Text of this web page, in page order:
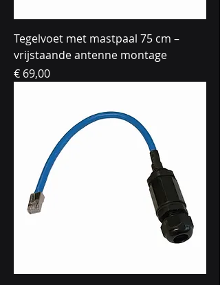
Tegelvoet met mastpaal 75 cm –
vrijstaande antenne montage
Prijs
€ 69,00